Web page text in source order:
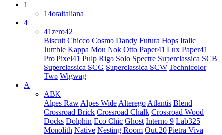
1
14oraitaliana
4
41zero42
Biscuit Chicco Cosmo Dandy Futura Hops Italic
Jumble Kappa Mou Nok Otto Paper41 Lux Paper41
Pro Pixel41 Pulp Rigo Solo Spectre Superclassica SCB
Superclassica SCG Superclassica SCW Technicolor
Two Wigwag
A
ABK
Alpes Raw Alpes Wide Alterego Atlantis Blend
Crossroad Brick Crossroad Chalk Crossroad Wood
Docks Dolphin Eco Chic Ghost Interno 9 Lab325
Monolith Native Nesting Room Out.20 Pietra Viva